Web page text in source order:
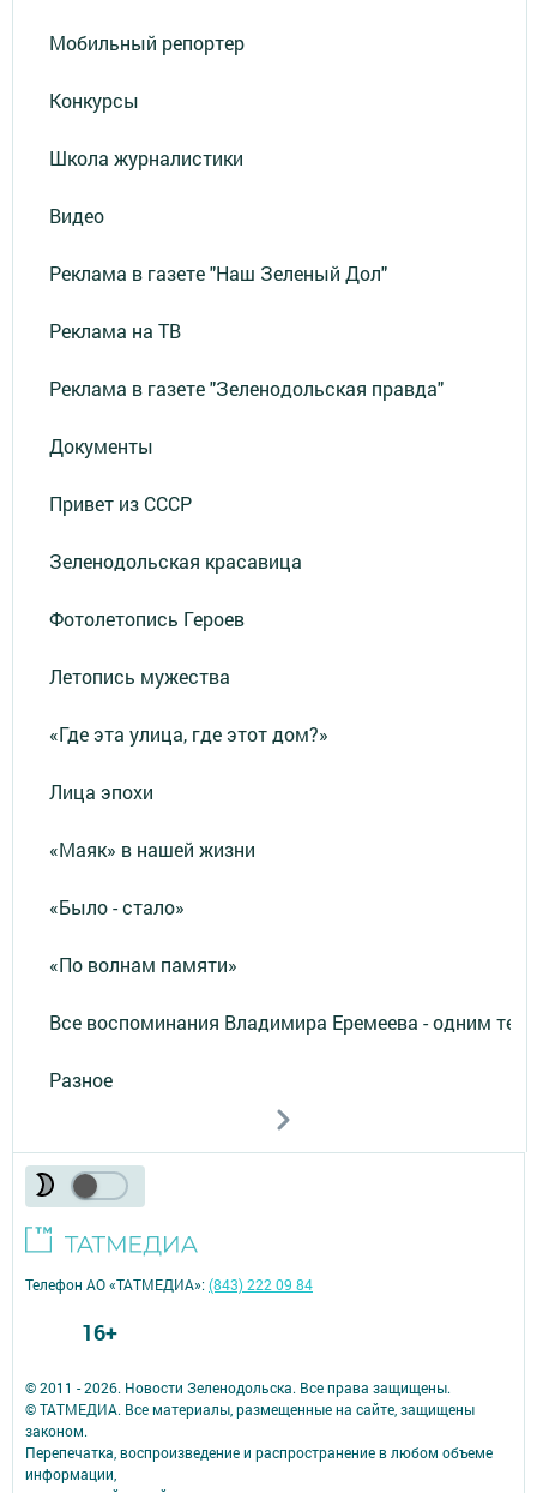
Мобильный репортер
Конкурсы
Школа журналистики
Видео
Реклама в газете "Наш Зеленый Дол"
Реклама на ТВ
Реклама в газете "Зеленодольская правда"
Документы
Привет из СССР
Зеленодольская красавица
Фотолетопись Героев
Летопись мужества
«Где эта улица, где этот дом?»
Лица эпохи
«Маяк» в нашей жизни
«Было - стало»
«По волнам памяти»
Все воспоминания Владимира Еремеева - одним
Разное
© 2011 - 2026. Новости Зеленодольска. Все права защищены.
© ТАТМЕДИА. Все материалы, размещенные на сайте, защищены
законом.
Перепечатка, воспроизведение и распространение в любом объеме
информации,
Телефон АО «ТАТМЕДИА»:(843) 222 09 84
16+